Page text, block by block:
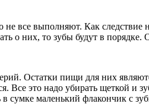
все выполняют. Как
о них, то зубы будут в
Остатки пищи для них
Все это надо убирать щеткой
в сумке маленький флакончик с